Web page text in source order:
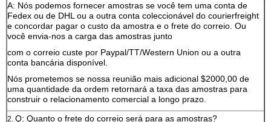
A: Nós podemos fornecer amostras se você tem uma conta de
Fedex ou de DHL ou a outra conta coleccionável do courierfreight
e concordar pagar o custo da amostra e o frete do correio. Ou
você envia-nos a carga das amostras junto
com o correio custe por Paypal/TT/Western Union ou a outra
conta bancária disponível.
Nós prometemos se nossa reunião mais adicional $2000,00 de
uma quantidade da ordem retornará a taxa das amostras para
construir o relacionamento comercial a longo prazo.
2. Q: Quanto o frete do correio será para as amostras?